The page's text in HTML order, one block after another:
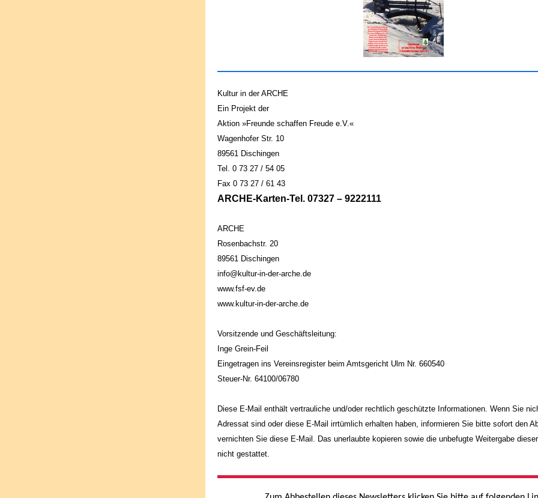
Kultur in der ARCHE
Ein Projekt der
Aktion »Freunde schaffen Freude e.V.«
Wagenhofer Str. 10
89561 Dischingen
Tel. 0 73 27 / 54 05
Fax 0 73 27 / 61 43
ARCHE-Karten-Tel. 07327 – 9222111
ARCHE
Rosenbachstr. 20
89561 Dischingen
info@kultur-in-der-arche.de
www.fsf-ev.de
www.kultur-in-der-arche.de
Vorsitzende und Geschäftsleitung:
Inge Grein-Feil
Eingetragen ins Vereinsregister beim Amtsgericht Ulm Nr. 660540
Steuer-Nr. 64100/06780
Diese E-Mail enthält vertrauliche und/oder rechtlich geschützte Informationen. Wenn Sie
Adressat sind oder diese E-Mail irrtümlich erhalten haben, informieren Sie bitte sofort den
vernichten Sie diese E-Mail. Das unerlaubte kopieren sowie die unbefugte Weitergabe
nicht gestattet.